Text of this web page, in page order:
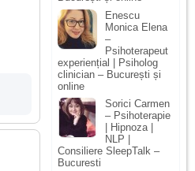
Enescu
Monica Elena
–
Psihoterapeut
experiențial | Psiholog
clinician – București și
online
Sorici Carmen
– Psihoterapie
| Hipnoza |
NLP |
Consiliere SleepTalk –
Bucuresti